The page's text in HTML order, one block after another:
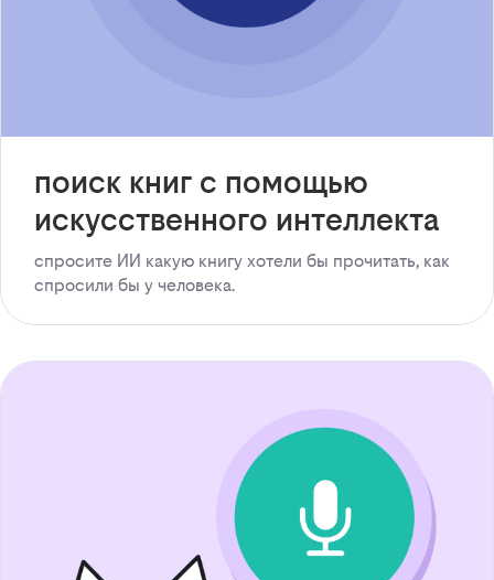
поиск книг с помощью
искусственного интеллекта
спросите ИИ какую книгу хотели бы прочитать, как
спросили бы у человека.